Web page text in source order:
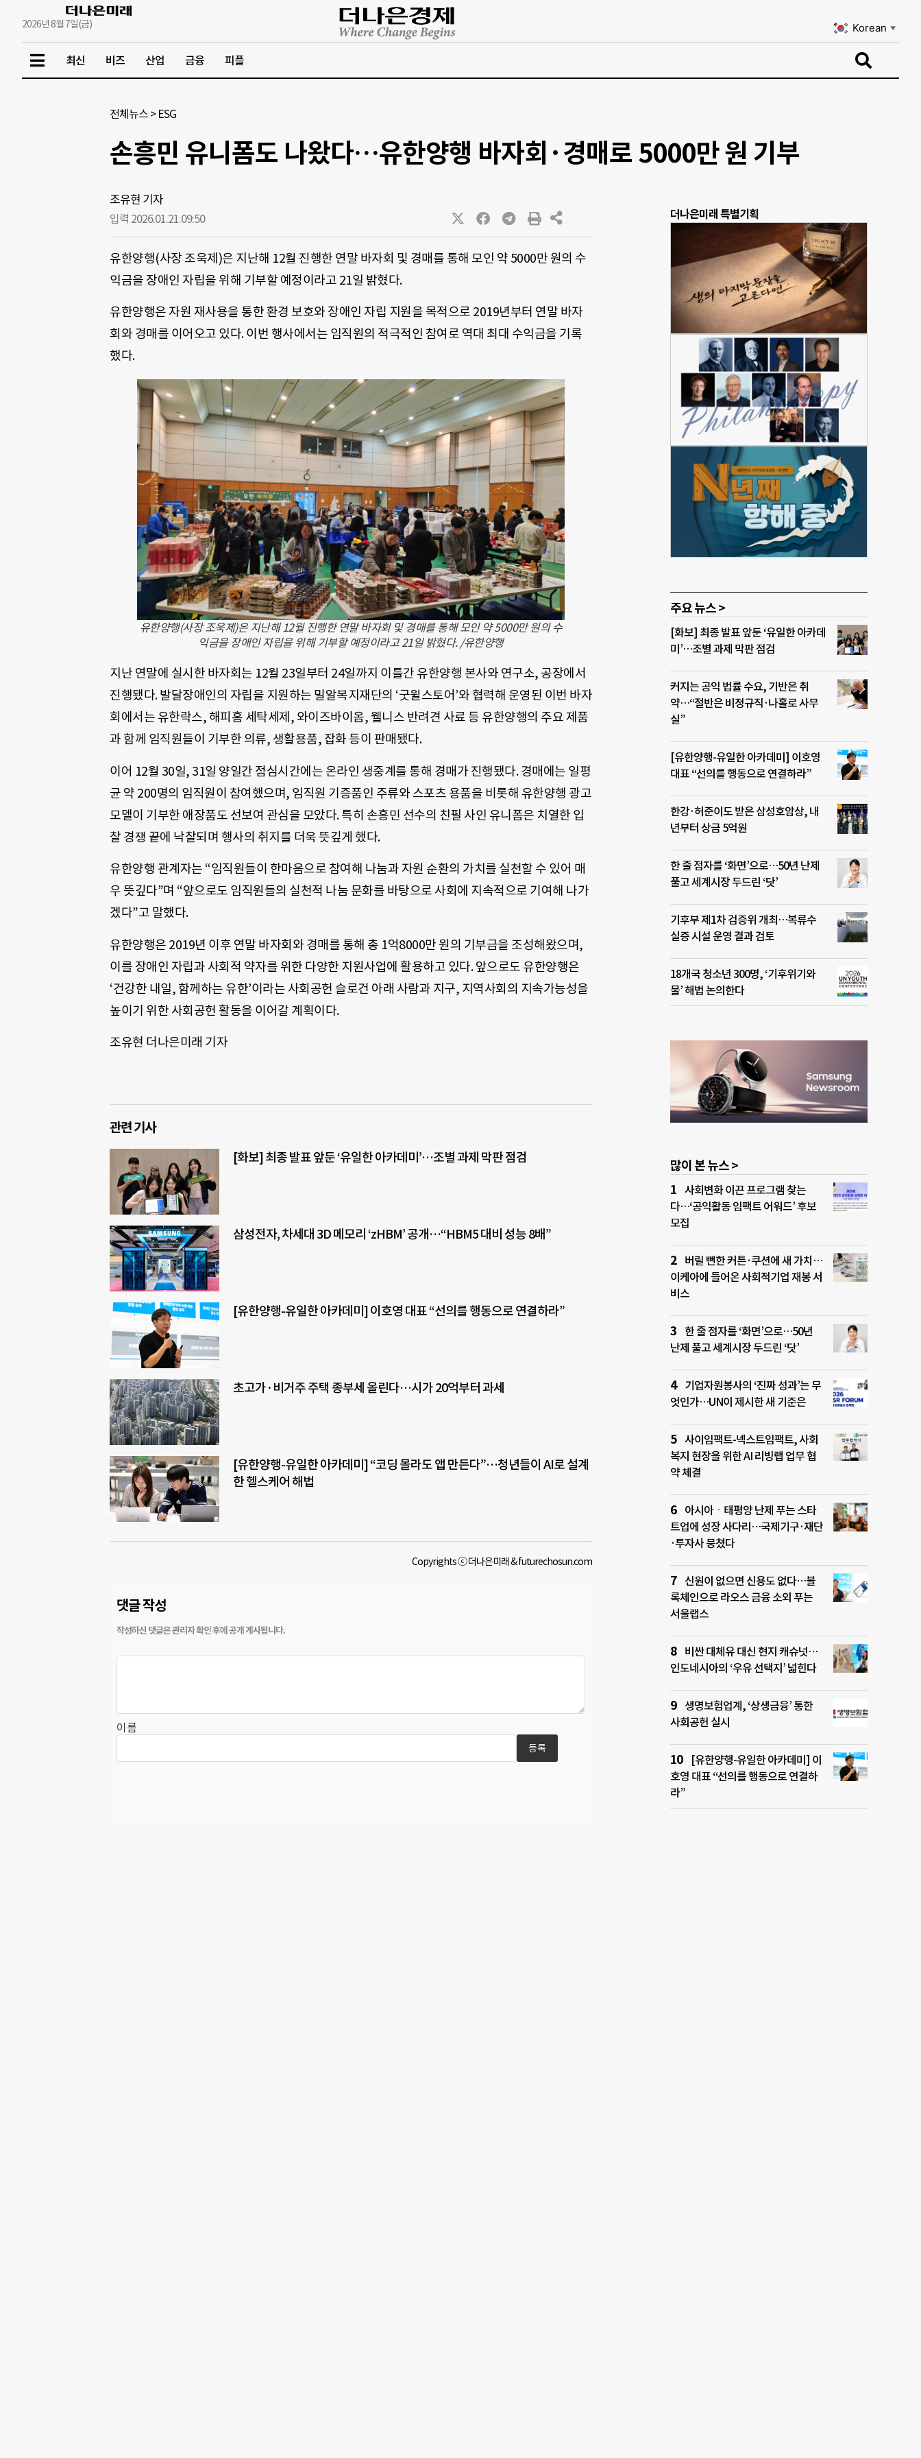
2026년 8월 7일(금) Korean ▼
최신 비즈 산업 금융 피플
전체뉴스 > ESG
손흥민 유니폼도 나왔다…유한양행 바자회·경매로 5000만 원 기부
조유현 기자
입력 2026.01.21.09:50
유한양행(사장 조욱제)은 지난해 12월 진행한 연말 바자회 및 경매를 통해 모인 약 5000만 원의 수
익금을 장애인 자립을 위해 기부할 예정이라고 21일 밝혔다.
유한양행은 자원 재사용을 통한 환경 보호와 장애인 자립 지원을 목적으로 2019년부터 연말 바자
회와 경매를 이어오고 있다. 이번 행사에서는 임직원의 적극적인 참여로 역대 최대 수익금을 기록
했다.
유한양행(사장 조욱제)은 지난해 12월 진행한 연말 바자회 및 경매를 통해 모인 약 5000만 원의 수
익금을 장애인 자립을 위해 기부할 예정이라고 21일 밝혔다. /유한양행
지난 연말에 실시한 바자회는 12월 23일부터 24일까지 이틀간 유한양행 본사와 연구소, 공장에서
진행됐다. 발달장애인의 자립을 지원하는 밀알복지재단의 ‘굿윌스토어’와 협력해 운영된 이번 바자
회에서는 유한락스, 해피홈 세탁세제, 와이즈바이옴, 웰니스 반려견 사료 등 유한양행의 주요 제품
과 함께 임직원들이 기부한 의류, 생활용품, 잡화 등이 판매됐다.
이어 12월 30일, 31일 양일간 점심시간에는 온라인 생중계를 통해 경매가 진행됐다. 경매에는 일평
균 약 200명의 임직원이 참여했으며, 임직원 기증품인 주류와 스포츠 용품을 비롯해 유한양행 광고
모델이 기부한 애장품도 선보여 관심을 모았다. 특히 손흥민 선수의 친필 사인 유니폼은 치열한 입
찰 경쟁 끝에 낙찰되며 행사의 취지를 더욱 뜻깊게 했다.
유한양행 관계자는 “임직원들이 한마음으로 참여해 나눔과 자원 순환의 가치를 실천할 수 있어 매
우 뜻깊다”며 “앞으로도 임직원들의 실천적 나눔 문화를 바탕으로 사회에 지속적으로 기여해 나가
겠다”고 말했다.
유한양행은 2019년 이후 연말 바자회와 경매를 통해 총 1억8000만 원의 기부금을 조성해왔으며,
이를 장애인 자립과 사회적 약자를 위한 다양한 지원사업에 활용하고 있다. 앞으로도 유한양행은
‘건강한 내일, 함께하는 유한’이라는 사회공헌 슬로건 아래 사람과 지구, 지역사회의 지속가능성을
높이기 위한 사회공헌 활동을 이어갈 계획이다.
조유현 더나은미래 기자
관련 기사
[화보] 최종 발표 앞둔 ‘유일한 아카데미’…조별 과제 막판 점검
삼성전자, 차세대 3D 메모리 ‘zHBM’ 공개…“HBM5 대비 성능 8배”
[유한양행-유일한 아카데미] 이호영 대표 “선의를 행동으로 연결하라”
초고가·비거주 주택 종부세 올린다…시가 20억부터 과세
[유한양행-유일한 아카데미] “코딩 몰라도 앱 만든다”…청년들이 AI로 설계
한 헬스케어 해법
Copyrights ⓒ 더나은미래 & futurechosun.com
댓글 작성
이름
더나은미래 특별기획
주요 뉴스 >
[화보] 최종 발표 앞둔 ‘유일한 아카데
미’…조별 과제 막판 점검
커지는 공익 법률 수요, 기반은 취
약…“절반은 비정규직·나홀로 사무
실”
[유한양행-유일한 아카데미] 이호영
대표 “선의를 행동으로 연결하라”
한강·허준이도 받은 삼성호암상, 내
년부터 상금 5억원
한 줄 점자를 ‘화면’으로…50년 난제
풀고 세계시장 두드린 ‘닷’
기후부 제1차 검증위 개최…복류수
실증 시설 운영 결과 검토
18개국 청소년 300명, ‘기후위기와
물’ 해법 논의한다
많이 본 뉴스 >
사회변화 이끈 프로그램 찾는
다…‘공익활동 임팩트 어워드’ 후보
모집
버릴 뻔한 커튼·쿠션에 새 가치…
이케아에 들어온 사회적기업 재봉 서
비스
한 줄 점자를 ‘화면’으로…50년
난제 풀고 세계시장 두드린 ‘닷’
기업자원봉사의 ‘진짜 성과’는 무
엇인가…UN이 제시한 새 기준은
사이임팩트-넥스트임팩트, 사회
복지 현장을 위한 AI 리빙랩 업무 협
약 체결
아시아ㆍ태평양 난제 푸는 스타
트업에 성장 사다리…국제기구·재단
·투자사 뭉쳤다
신원이 없으면 신용도 없다…블
록체인으로 라오스 금융 소외 푸는
서울랩스
비싼 대체유 대신 현지 캐슈넛…
인도네시아의 ‘우유 선택지’ 넓힌다
생명보험업계, ‘상생금융’ 통한
사회공헌 실시
[유한양행-유일한 아카데미] 이
호영 대표 “선의를 행동으로 연결하
라”